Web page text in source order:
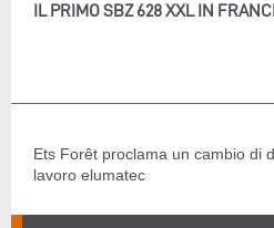
IL PRIMO SBZ 628 XXL IN
Ets Forêt proclama un cambio di
lavoro elumatec